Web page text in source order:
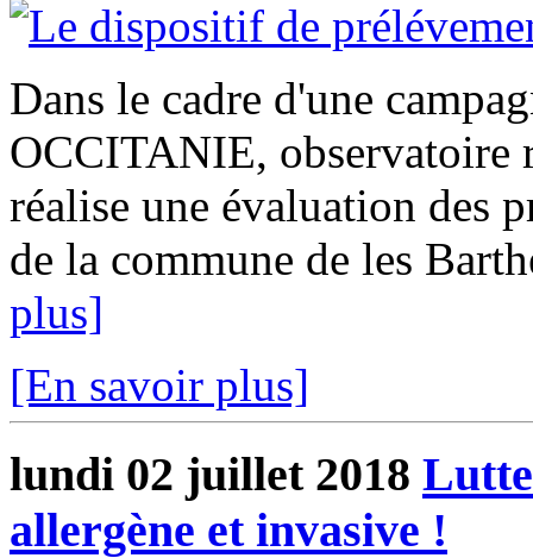
Dans le cadre d'une
OCCITANIE, observatoire
réalise une évaluation des
de la commune de les
plus]
[En savoir plus]
lundi 02 juillet 2018
allergène et invasive !